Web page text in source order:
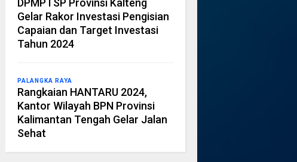
DPMPTSP Provinsi Kalteng
Gelar Rakor Investasi Pengisian
Capaian dan Target Investasi
Tahun 2024
PALANGKA RAYA
Rangkaian HANTARU 2024,
Kantor Wilayah BPN Provinsi
Kalimantan Tengah Gelar Jalan
Sehat